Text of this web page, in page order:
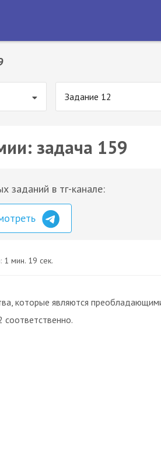
Задание 12
задача 159
заданий в тг-канале:
1 мин. 19 сек.
которые являются